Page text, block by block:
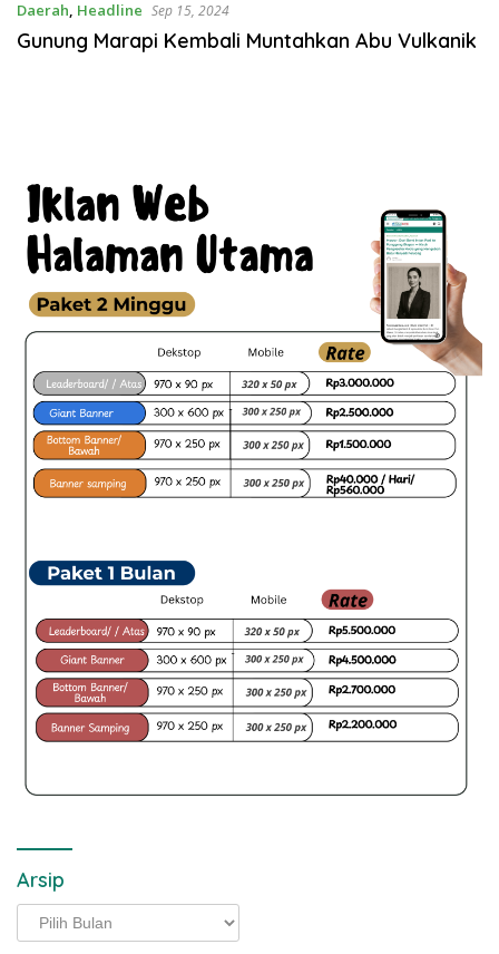
Daerah, Headline Sep 15, 2024
Gunung Marapi Kembali Muntahkan Abu Vulkanik
Arsip
Arsip